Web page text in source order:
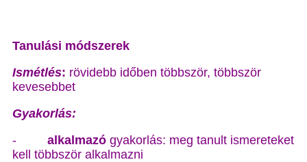
Tanulási módszerek
Ismétlés: rövidebb időben többször, többször
kevesebbet
Gyakorlás:
- alkalmazó gyakorlás: meg tanult ismereteket
kell többször alkalmazni